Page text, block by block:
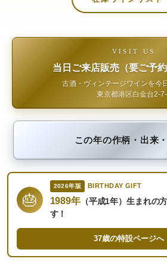
VISIT US
当日ご来店販売（要ご予
古酒・ヴィンテージワインを今
東京都港区白金台2-
この年の作柄・出来
🎂
2026年版 BIRTHDAY GIFT
1989年（平成1年）生まれの
す！
37歳の特設ページ